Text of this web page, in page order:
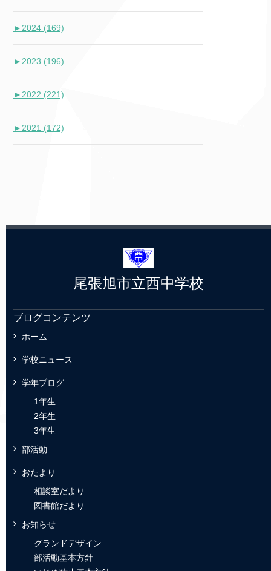
► 2024 (169)
► 2023 (196)
► 2022 (221)
► 2021 (172)
尾張旭市立西中学校
ブログコンテンツ
ホーム
学校ニュース
学年ブログ
1年生
2年生
3年生
部活動
おたより
相談室だより
図書館だより
お知らせ
グランドデザイン
部活動基本方針